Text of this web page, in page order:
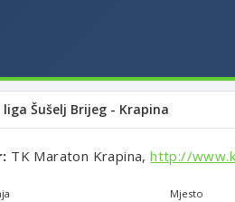
Šušelj Brijeg - Krapina
TK Maraton Krapina,http://
Mjesto